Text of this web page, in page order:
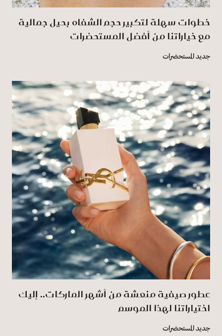
خطوات سهلة لتكبير حجم الشفاه بحيل جمالية
مع خياراتنا من أفضل المستحضرات
جديد المستحضرات
عطور صيفية منعشة من أشهر الماركات.. إليك
اختياراتنا لهذا الموسم
جديد المستحضرات